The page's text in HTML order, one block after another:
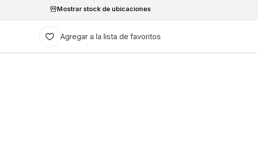
Mostrar stock de ubicaciones
Agregar a la lista de favoritos